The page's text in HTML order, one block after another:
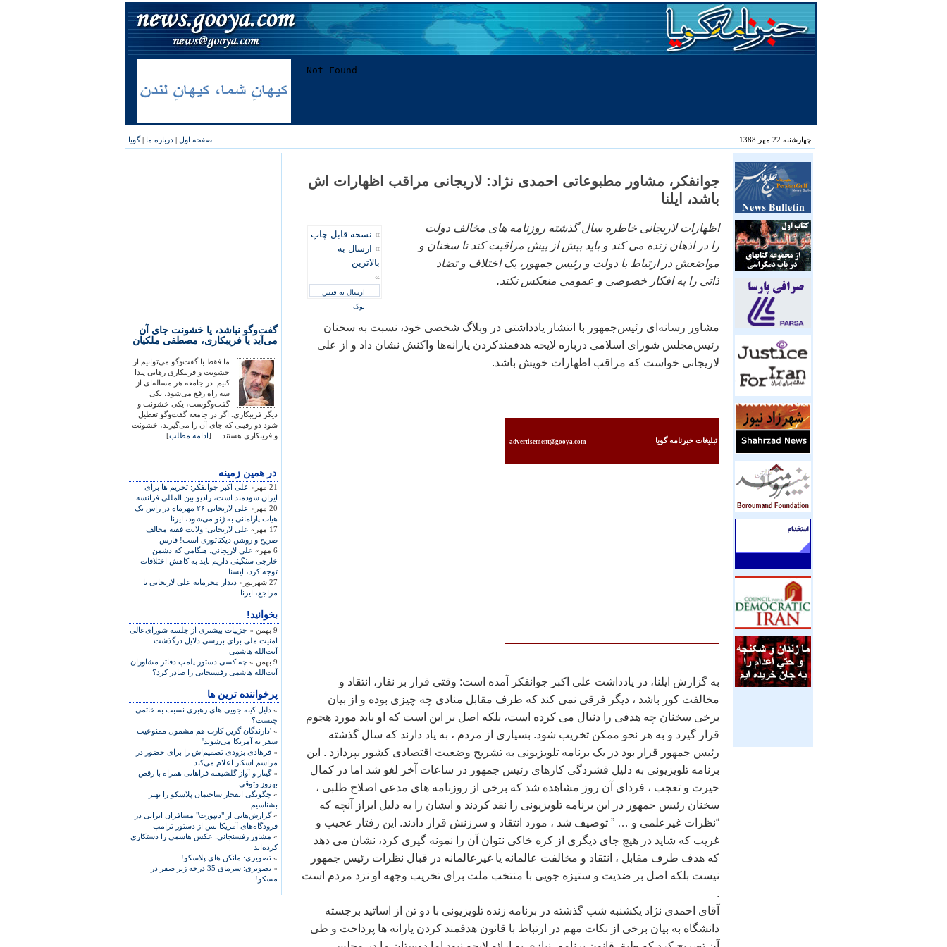
چهارشنبه 22 مهر 1388 صفحه اول | درباره ما |گویا
گفت‌وگو نباشد، یا خشونت جای آن
می‌آید یا فریبکاری، مصطفی ملکیان
ما فقط با گفت‌وگو می‌توانیم از
خشونت و فریبکاری رهایی پیدا
کنیم. در جامعه هر مساله‌ای از
سه راه رفع می‌شود، یکی
گفت‌وگوست، یکی خشونت و
دیگر فریبکاری. اگر در جامعه گفت‌وگو تعطیل
شود دو رقیبی که جای آن را می‌گیرند، خشونت
و فریبکاری هستند ... [ادامه مطلب]
در همين زمينه
21 مهر»
علی اکبر جوانفکر: تحريم ها برای
ايران سودمند است، راديو بين المللی فرانسه
20 مهر»
علی لاريجانی ۲۶ مهرماه در راس يک
هيات پارلمانی به ژنو می‌شود، ايرنا
17 مهر»
علی لاريجانی: ولايت فقيه مخالف
صريح و روشن ديکتاتوری است! فارس
6 مهر»
علی لاريجانی: هنگامی که دشمن
خارجی سنگينی داريم بايد به کاهش اختلافات
توجه کرد، ايسنا
27 شهریور»
ديدار محرمانه علی لاريجانی با
مراجع، ايرنا
بخوانید!
9 بهمن »
جزییات بیشتری از جلسه شورای‌عالی
امنیت ملی برای بررسی دلایل درگذشت
آیت‌الله هاشمی
9 بهمن »
چه کسی دستور پلمپ دفاتر مشاوران
آیت‌الله هاشمی رفسنجانی را صادر کرد؟
پرخواننده ترین ها
» دلیل کینه جویی های رهبری نسبت به خاتمی
چیست؟
» 'دارندگان گرین کارت هم مشمول ممنوعیت
سفر به آمریکا می‌شوند'
» فرهادی بزودی تصمیم‌اش را برای حضور در
مراسم اسکار اعلام می‌کند
»گیتار و آواز گلشیفته فراهانی همراه با رقص
بهروز وثوقی
» چگونگی انفجار ساختمان پلاسکو را بهتر
بشناسیم
»گزارش‌هایی از "دیپورت" مسافران ایرانی در
فرودگاه‌های آمریکا پس از دستور ترامپ
» مشاور رفسنجانی: عکس هاشمی را دستکاری
کرده‌اند
» تصویری: مانکن های پلاسکو!
»
تصویری: سرمای 35 درجه زیر صفر در
مسکو!
جوانفکر، مشاور مطبوعاتی احمدی نژاد: لاريجانی مراقب اظهارات اش
باشد، ايلنا
» نسخه قابل چاپ
» ارسال به
بالاترین
»
ارسال به فیس
بوک
اظهارات لاريجانی خاطره سال گذشته روزنامه های مخالف دولت
را در اذهان زنده می کند و بايد بيش از پيش مراقبت کند تا سخنان و
مواضعش در ارتباط با دولت و رئيس جمهور، يک اختلاف و تضاد
ذاتی را به افکار خصوصی و عمومی منعکس نکند.
مشاور رسانه‌ای رئيس‌جمهور با انتشار يادداشتی در وبلاگ شخصی‌ خود‏، نسبت به سخنان
رئيس‌مجلس شورای اسلامی درباره لايحه هدفمندکردن يارانه‌ها واکنش نشان داد و از علی
لاريجانی خواست که مراقب اظهارات خويش باشد.
تبليغات خبرنامه گويا advertisement@gooya.com
به گزارش ايلنا، در يادداشت علی اکبر جوانفکر آمده است: وقتی قرار بر نقار، انتقاد و
مخالفت کور باشد ، ديگر فرقی نمی کند که طرف مقابل منادی چه چيزی بوده و از بيان
برخی سخنان چه هدفی را دنبال می کرده است، بلکه اصل بر اين است که او بايد مورد هجوم
قرار گيرد و به هر نحو ممکن تخريب شود. بسياری از مردم ، به ياد دارند که سال گذشته
رئيس جمهور قرار بود در يک برنامه تلويزيونی به تشريح وضعيت اقتصادی کشور بپردازد . اين
برنامه تلويزيونی به دليل فشردگی کارهای رئيس جمهور در ساعات آخر لغو شد اما در کمال
حيرت و تعجب ، فردای آن روز مشاهده شد که برخی از روزنامه های مدعی اصلاح طلبی ،
سخنان رئيس جمهور در اين برنامه تلويزيونی را نقد کردند و ايشان را به دليل ابراز آنچه که
“نظرات غيرعلمی و … ” توصيف شد ، مورد انتقاد و سرزنش قرار دادند. اين رفتار عجيب و
غريب که شايد در هيچ جای ديگری از کره خاکی نتوان آن را نمونه گيری کرد، نشان می دهد
که هدف طرف مقابل ، انتقاد و مخالفت عالمانه يا غيرعالمانه در قبال نظرات رئيس جمهور
نيست بلکه اصل بر ضديت و ستيزه جويی با منتخب ملت برای تخريب وجهه او نزد مردم است
.
آقای احمدی نژاد يکشنبه شب گذشته در برنامه زنده تلويزيونی با دو تن از اساتيد برجسته
دانشگاه به بيان برخی از نکات مهم در ارتباط با قانون هدفمند کردن يارانه ها پرداخت و طی